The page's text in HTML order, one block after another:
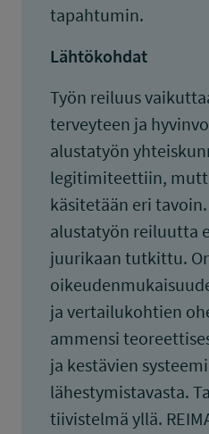
tapahtumin.
Lähtökohdat
Työn reiluus
terveyteen ja
alustatyön
legitimiteettiin,
käsitetään eri
alustatyön reiluutta
juurikaan tutkittu.
ja vertailukohtien
ammensi
ja kestävien
lähestymistavasta.
tiivistelmä yllä.